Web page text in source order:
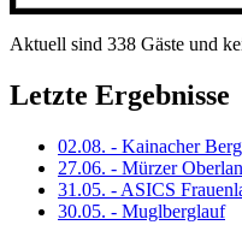
Aktuell sind 338 Gäste und
Letzte Ergebnisse
02.08. - Kainacher
27.06. - Mürzer
31.05. - ASICS
30.05. - Muglberglauf